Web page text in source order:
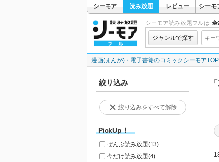
シーモア 読み放題 レビュー シーモ
シーモア読み放題フルは 全
ジャンルで探す
漫画(まんが)・電子書籍のコミックシーモアTOP
絞り込み
絞り込みをすべて解除
PickUp！
ぜんぶ読み放題(13)
今だけ読み放題(4)